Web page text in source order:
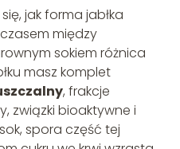
jak forma jabłka
między
sokiem różnica
masz komplet
, frakcje
związki bioaktywne i
spora część tej